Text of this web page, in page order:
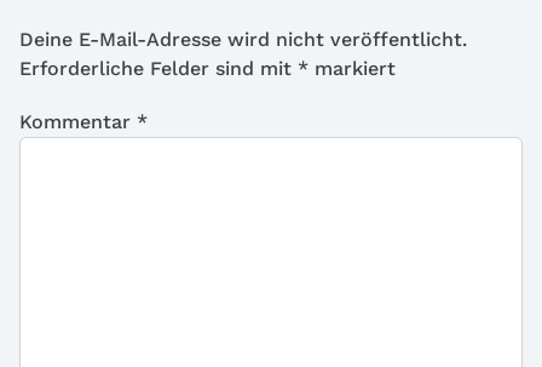
Deine E-Mail-Adresse wird nicht veröffentlicht.
Erforderliche Felder sind mit * markiert
Kommentar *